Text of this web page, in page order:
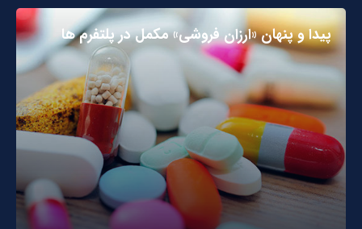
پیدا و پنهان «ارزان فروشی» مکمل در پلتفرم ها